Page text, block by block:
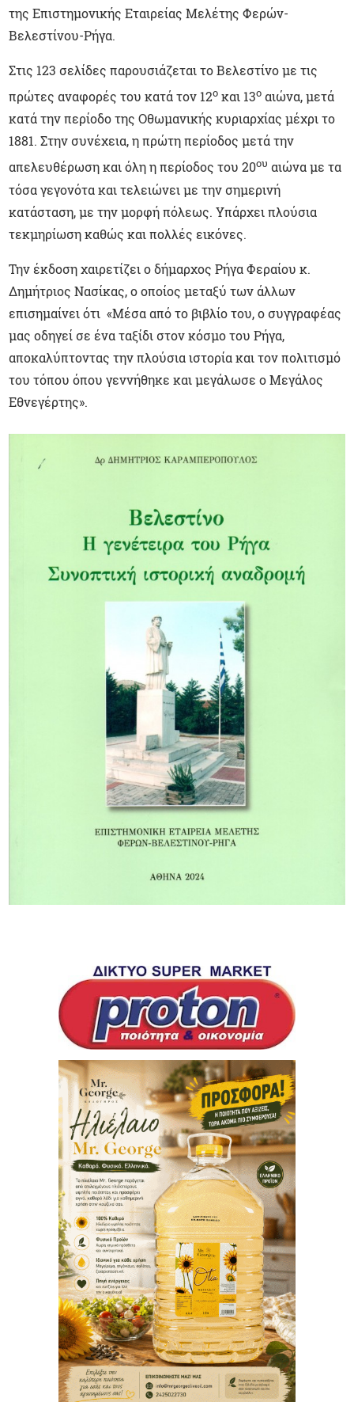
της Επιστημονικής Εταιρείας Μελέτης Φερών-
Βελεστίνου-Ρήγα.
Στις 123 σελίδες παρουσιάζεται το Βελεστίνο με τις
πρώτες αναφορές του κατά τον 12ο και 13ο αιώνα, μετά
κατά την περίοδο της Οθωμανικής κυριαρχίας μέχρι το
1881. Στην συνέχεια, η πρώτη περίοδος μετά την
απελευθέρωση και όλη η περίοδος του 20ου αιώνα με τα
τόσα γεγονότα και τελειώνει με την σημερινή
κατάσταση, με την μορφή πόλεως. Υπάρχει πλούσια
τεκμηρίωση καθώς και πολλές εικόνες.
Την έκδοση χαιρετίζει ο δήμαρχος Ρήγα Φεραίου κ.
Δημήτριος Νασίκας, ο οποίος μεταξύ των άλλων
επισημαίνει ότι «Μέσα από το βιβλίο του, ο συγγραφέας
μας οδηγεί σε ένα ταξίδι στον κόσμο του Ρήγα,
αποκαλύπτοντας την πλούσια ιστορία και τον πολιτισμό
του τόπου όπου γεννήθηκε και μεγάλωσε ο Μεγάλος
Εθνεγέρτης».